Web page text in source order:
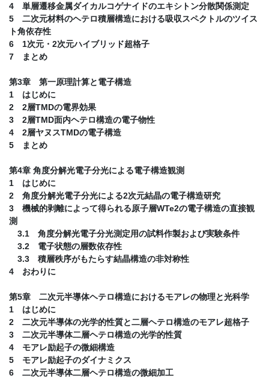
4 単層遷移金属ダイカルコゲナイドのエキシトン分散関係測定
5 二次元材料のヘテロ積層構造における吸収スペクトルのツイス
ト角依存性
6 1次元・2次元ハイブリッド超格子
7 まとめ
第3章 第一原理計算と電子構造
1 はじめに
2 2層TMDの電界効果
3 2層TMD面内ヘテロ構造の電子物性
4 2層ヤヌスTMDの電子構造
5 まとめ
第4章 角度分解光電子分光による電子構造観測
1 はじめに
2 角度分解光電子分光による2次元結晶の電子構造研究
3 機械的剥離によって得られる原子層WTe2の電子構造の直接観
測
3.1 角度分解光電子分光測定用の試料作製および実験条件
3.2 電子状態の層数依存性
3.3 積層秩序がもたらす結晶構造の非対称性
4 おわりに
第5章 二次元半導体ヘテロ構造におけるモアレの物理と光科学
1 はじめに
2 二次元半導体の光学的性質と二層ヘテロ構造のモアレ超格子
3 二次元半導体二層ヘテロ構造の光学的性質
4 モアレ励起子の微細構造
5 モアレ励起子のダイナミクス
6 二次元半導体二層ヘテロ構造の微細加工